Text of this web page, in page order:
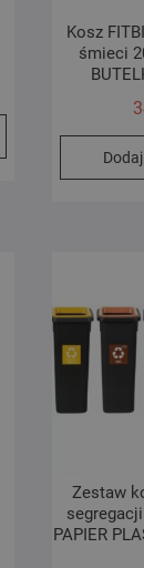
Kosz
śmieci
Zestaw
PAPIER